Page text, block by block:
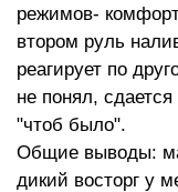
режимов-
втором руль
реагирует по
не понял,
"чтоб было".
Общие выводы:
дикий восторг у